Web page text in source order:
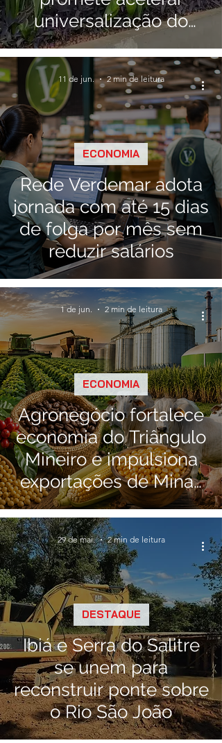
universalização do
saneamento em Minas
Rede Verdemar adota
jornada com até 15 dias
de folga por mês sem
reduzir salários
ECONOMIA
11 de jun. 2 min de leitura
Agronegócio fortalece
economia do Triângulo
Mineiro e impulsiona
exportações de Minas
Gerais
ECONOMIA
1 de jun. 2 min de leitura
Ibiá e Serra do Salitre
se unem para
reconstruir ponte sobre
o Rio São João
DESTAQUE
29 de mai. 2 min de leitura